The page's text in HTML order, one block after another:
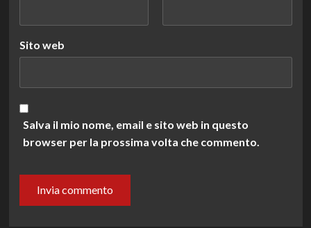
Sito web
Salva il mio nome, email e sito web in questo
browser per la prossima volta che commento.